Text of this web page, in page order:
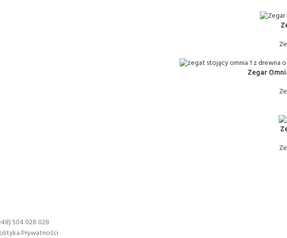
Zegar
504 028 028
Prywatności